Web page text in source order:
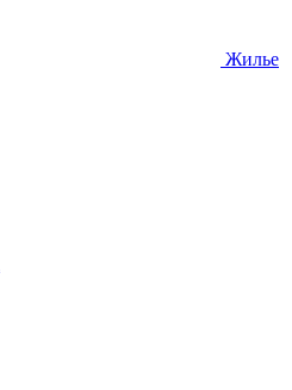
Жилье